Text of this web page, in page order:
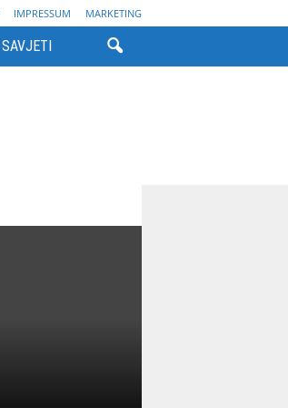
IMPRESSUM MARKETING
SAVJETI